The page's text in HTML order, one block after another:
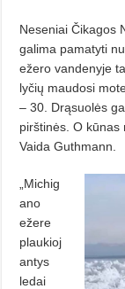
Neseniai Čikagos
galima pamatyti
ežero vandenyje
lyčių maudosi
– 30. Drąsuolės
pirštinės. O kūnas
Vaida Guthmann.
„Michig
ano
ežere
plaukioj
antys
ledai